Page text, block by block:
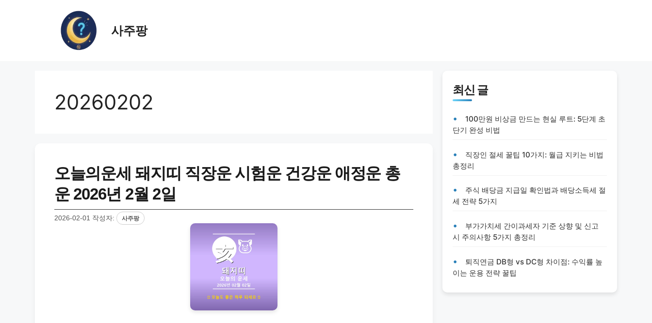
사주팡
20260202
오늘의운세 돼지띠 직장운 시험운 건강운 애정운 총
운 2026년 2월 2일
2026-02-01 작성자: 사주팡
최신 글
100만원 비상금 만드는 현실 루트: 5단계 초
단기 완성 비법
직장인 절세 꿀팁 10가지: 월급 지키는 비법
총정리
주식 배당금 지급일 확인법과 배당소득세 절
세 전략 5가지
부가가치세 간이과세자 기준 상향 및 신고
시 주의사항 5가지 총정리
퇴직연금 DB형 vs DC형 차이점: 수익률 높
이는 운용 전략 꿀팁